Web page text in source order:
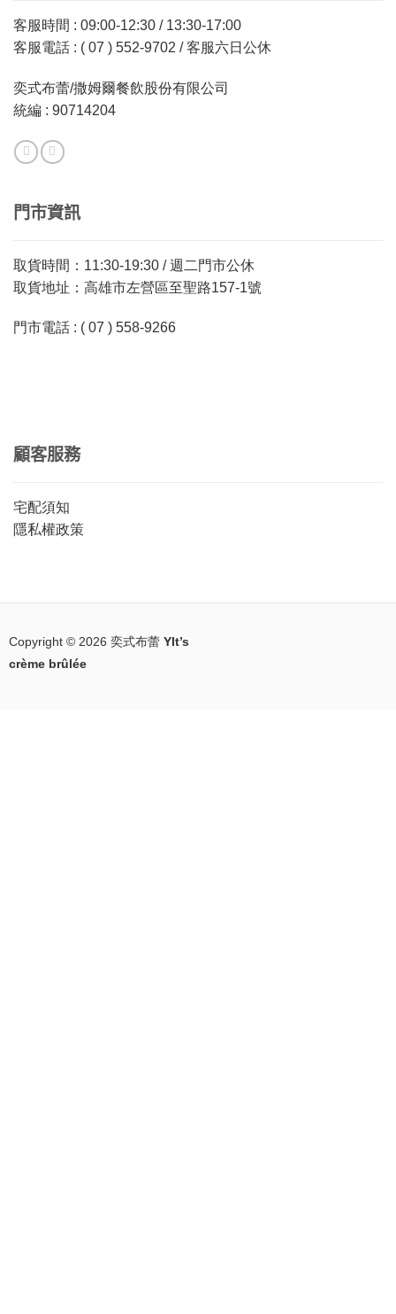
客服時間 : 09:00-12:30 / 13:30-17:00
客服電話 : ( 07 ) 552-9702 / 客服六日公休
奕式布蕾/撒姆爾餐飲股份有限公司
統編 : 90714204
門市資訊
取貨時間：11:30-19:30 / 週二門市公休
取貨地址：高雄市左營區至聖路157-1號
門市電話 : ( 07 ) 558-9266
顧客服務
宅配須知
隱私權政策
Copyright © 2026 奕式布蕾 YIt’s
crème brûlée